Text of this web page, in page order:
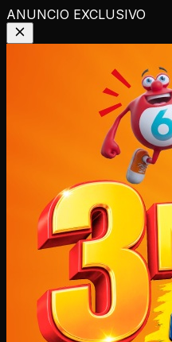
ANUNCIO EXCLUSIVO